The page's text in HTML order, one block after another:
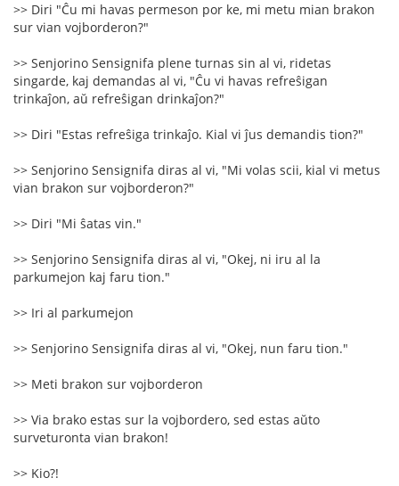
>> Diri "Ĉu mi havas permeson por ke, mi metu mian brakon
sur vian vojborderon?"
>> Senjorino Sensignifa plene turnas sin al vi, ridetas
singarde, kaj demandas al vi, "Ĉu vi havas refreŝigan
trinkaĵon, aŭ refreŝigan drinkaĵon?"
>> Diri "Estas refreŝiga trinkaĵo. Kial vi ĵus demandis tion?"
>> Senjorino Sensignifa diras al vi, "Mi volas scii, kial vi metus
vian brakon sur vojborderon?"
>> Diri "Mi ŝatas vin."
>> Senjorino Sensignifa diras al vi, "Okej, ni iru al la
parkumejon kaj faru tion."
>> Iri al parkumejon
>> Senjorino Sensignifa diras al vi, "Okej, nun faru tion."
>> Meti brakon sur vojborderon
>> Via brako estas sur la vojbordero, sed estas aŭto
surveturonta vian brakon!
>> Kio?!